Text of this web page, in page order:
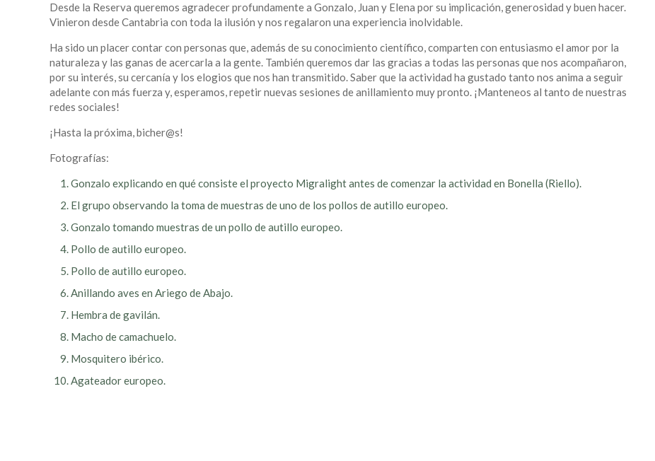
Desde la Reserva queremos agradecer profundamente a Gonzalo, Juan y Elena por su implicación, generosidad y buen hacer.
Vinieron desde Cantabria con toda la ilusión y nos regalaron una experiencia inolvidable.
Ha sido un placer contar con personas que, además de su conocimiento científico, comparten con entusiasmo el amor por la
naturaleza y las ganas de acercarla a la gente. También queremos dar las gracias a todas las personas que nos acompañaron,
por su interés, su cercanía y los elogios que nos han transmitido. Saber que la actividad ha gustado tanto nos anima a seguir
adelante con más fuerza y, esperamos, repetir nuevas sesiones de anillamiento muy pronto. ¡Manteneos al tanto de nuestras
redes sociales!
¡Hasta la próxima, bicher@s!
Fotografías:
Gonzalo explicando en qué consiste el proyecto Migralight antes de comenzar la actividad en Bonella (Riello).
El grupo observando la toma de muestras de uno de los pollos de autillo europeo.
Gonzalo tomando muestras de un pollo de autillo europeo.
Pollo de autillo europeo.
Pollo de autillo europeo.
Anillando aves en Ariego de Abajo.
Hembra de gavilán.
Macho de camachuelo.
Mosquitero ibérico.
Agateador europeo.